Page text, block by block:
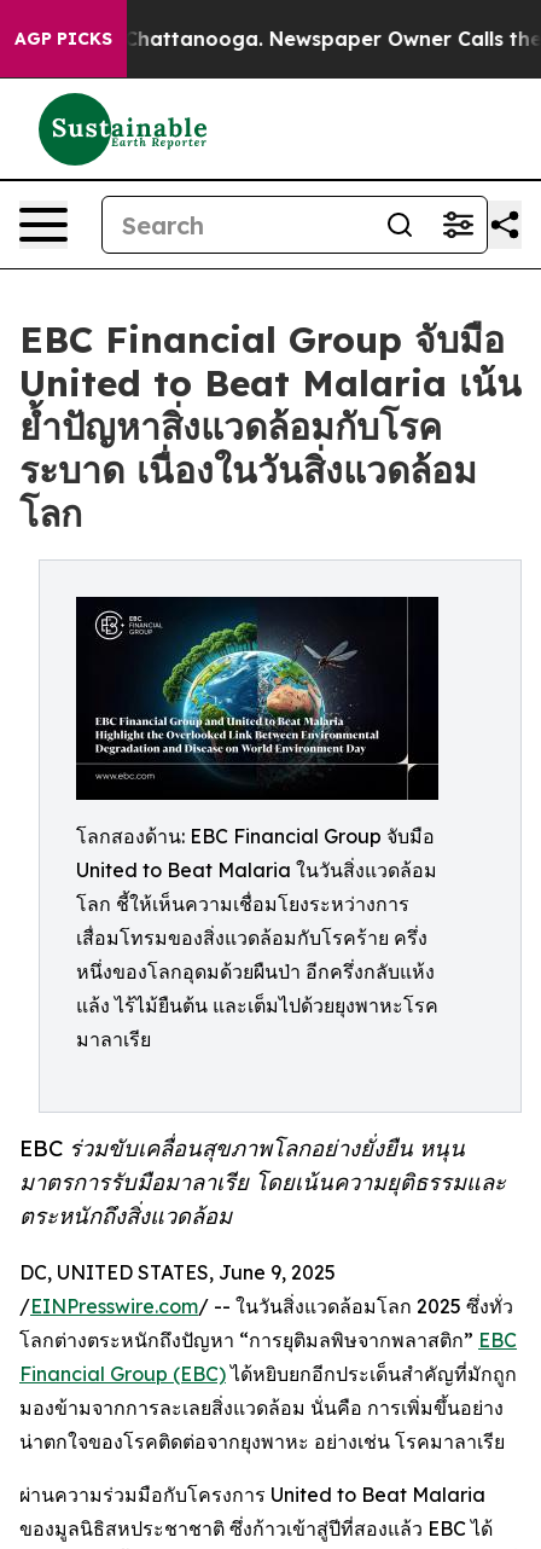
AGP PICKS
in Chattanooga. Newspaper Owner Calls the
EBC Financial Group จับมือ
United to Beat Malaria เน้น
ย้ำปัญหาสิ่งแวดล้อมกับโรค
ระบาด เนื่องในวันสิ่งแวดล้อม
โลก
โลกสองด้าน: EBC Financial Group จับมือ
United to Beat Malaria ในวันสิ่งแวดล้อม
โลก ชี้ให้เห็นความเชื่อมโยงระหว่างการ
เสื่อมโทรมของสิ่งแวดล้อมกับโรคร้าย ครึ่ง
หนึ่งของโลกอุดมด้วยผืนป่า อีกครึ่งกลับแห้ง
แล้ง ไร้ไม้ยืนต้น และเต็มไปด้วยยุงพาหะโรค
มาลาเรีย
EBC ร่วมขับเคลื่อนสุขภาพโลกอย่างยั่งยืน หนุน
มาตรการรับมือมาลาเรีย โดยเน้นความยุติธรรมและ
ตระหนักถึงสิ่งแวดล้อม
DC, UNITED STATES, June 9, 2025
/EINPresswire.com/ -- ในวันสิ่งแวดล้อมโลก 2025 ซึ่งทั่ว
โลกต่างตระหนักถึงปัญหา “การยุติมลพิษจากพลาสติก” EBC
Financial Group (EBC)ได้หยิบยกอีกประเด็นสำคัญที่มักถูก
มองข้ามจากการละเลยสิ่งแวดล้อม นั่นคือ การเพิ่มขึ้นอย่าง
น่าตกใจของโรคติดต่อจากยุงพาหะ อย่างเช่น โรคมาลาเรีย
ผ่านความร่วมมือกับโครงการ United to Beat Malaria
ของมูลนิธิสหประชาชาติ ซึ่งก้าวเข้าสู่ปีที่สองแล้ว EBC ได้